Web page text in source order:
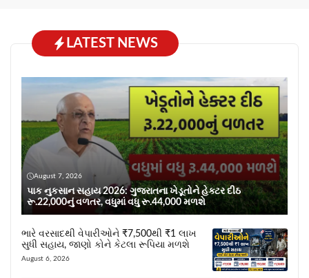
LATEST NEWS
August 7, 2026
પાક નુકસાન સહાય 2026: ગુજરાતના ખેડૂતોને હેક્ટર દીઠ
રૂ.22,000નું વળતર, વધુમાં વધુ રૂ.44,000 મળશે
ભારે વરસાદથી વેપારીઓને ₹7,500થી ₹1 લાખ
સુધી સહાય, જાણો કોને કેટલા રૂપિયા મળશે
August 6, 2026